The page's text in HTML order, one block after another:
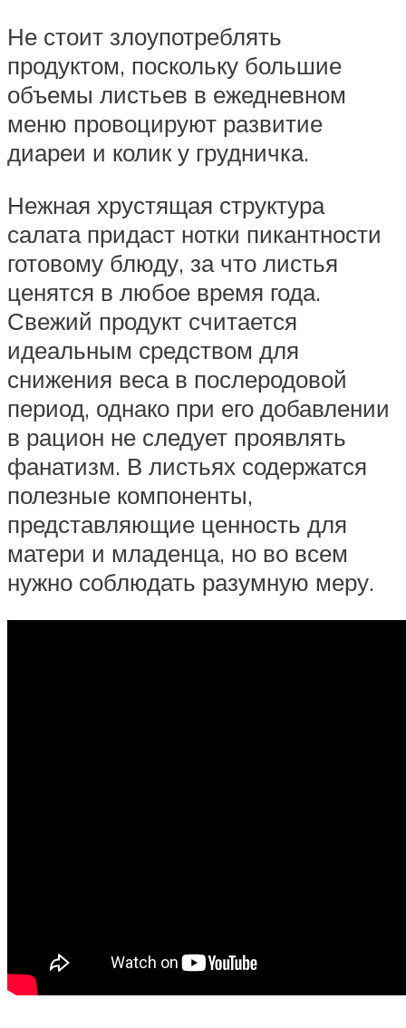
Не стоит злоупотреблять
продуктом, поскольку большие
объемы листьев в ежедневном
меню провоцируют развитие
диареи и колик у грудничка.
Нежная хрустящая структура
салата придаст нотки пикантности
готовому блюду, за что листья
ценятся в любое время года.
Свежий продукт считается
идеальным средством для
снижения веса в послеродовой
период, однако при его добавлении
в рацион не следует проявлять
фанатизм. В листьях содержатся
полезные компоненты,
представляющие ценность для
матери и младенца, но во всем
нужно соблюдать разумную меру.